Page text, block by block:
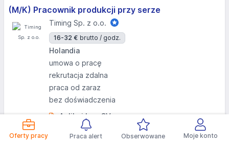
Oferty pracy Praca alert Obserwowane Moje konto
(M/K) Pracownik produkcji przy serze
Timing Sp. z o.o.
16-32 € brutto / godz.
Holandia
umowa o pracę
rekrutacja zdalna
praca od zaraz
bez doświadczenia
Aplikuj bez CV
Polecana